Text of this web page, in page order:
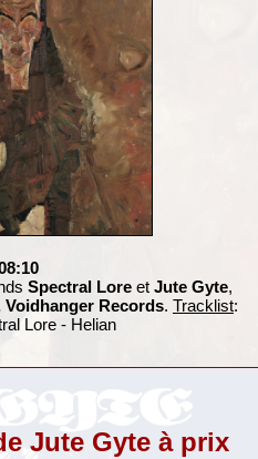
Spectral Loreet Jute Gyte,
Voidhanger Records. Tracklist:
Lore - Helian
Jute Gyte à prix